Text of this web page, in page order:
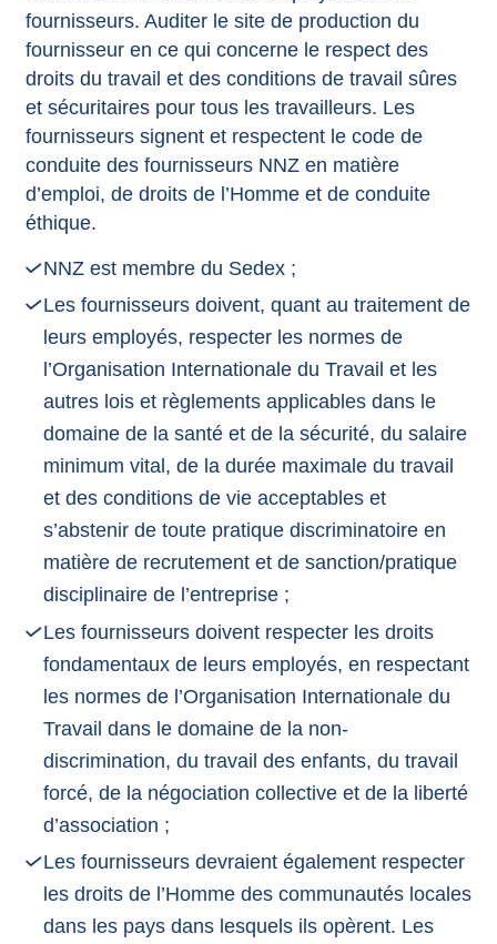
fournisseurs. Auditer le site de production du
fournisseur en ce qui concerne le respect des
droits du travail et des conditions de travail sûres
et sécuritaires pour tous les travailleurs. Les
fournisseurs signent et respectent le code de
conduite des fournisseurs NNZ en matière
d’emploi, de droits de l’Homme et de conduite
éthique.
NNZ est membre du Sedex ;
Les fournisseurs doivent, quant au traitement de
leurs employés, respecter les normes de
l’Organisation Internationale du Travail et les
autres lois et règlements applicables dans le
domaine de la santé et de la sécurité, du salaire
minimum vital, de la durée maximale du travail
et des conditions de vie acceptables et
s’abstenir de toute pratique discriminatoire en
matière de recrutement et de sanction/pratique
disciplinaire de l’entreprise ;
Les fournisseurs doivent respecter les droits
fondamentaux de leurs employés, en respectant
les normes de l’Organisation Internationale du
Travail dans le domaine de la non-
discrimination, du travail des enfants, du travail
forcé, de la négociation collective et de la liberté
d’association ;
Les fournisseurs devraient également respecter
les droits de l’Homme des communautés locales
dans les pays dans lesquels ils opèrent. Les